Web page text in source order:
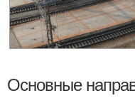
Основные